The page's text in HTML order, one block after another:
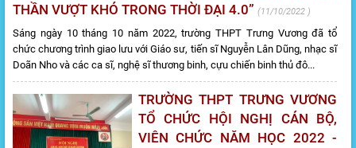
THẦN VƯỢT KHÓ TRONG THỜI ĐẠI 4.0”
11/10/2022
Sáng ngày 10 tháng 10 năm 2022, trường THPT Trưng Vương đã tổ
chức chương trình giao lưu với Giáo sư, tiến sĩ Nguyễn Lân Dũng, nhạc sĩ
Doãn Nho và các ca sĩ, nghệ sĩ thương binh, cựu chiến binh thủ đô...
TRƯỜNG THPT TRƯNG VƯƠNG
TỔ CHỨC HỘI NGHỊ CÁN BỘ,
VIÊN CHỨC NĂM HỌC 2022 -